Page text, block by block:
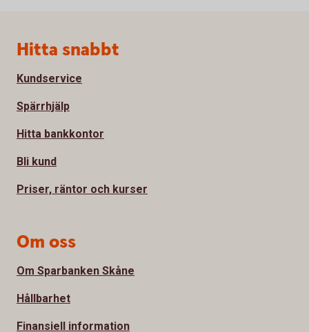
Sidfot
Hitta snabbt
Kundservice
Spärrhjälp
Hitta bankkontor
Bli kund
Priser, räntor och kurser
Om oss
Om Sparbanken Skåne
Hållbarhet
Finansiell information